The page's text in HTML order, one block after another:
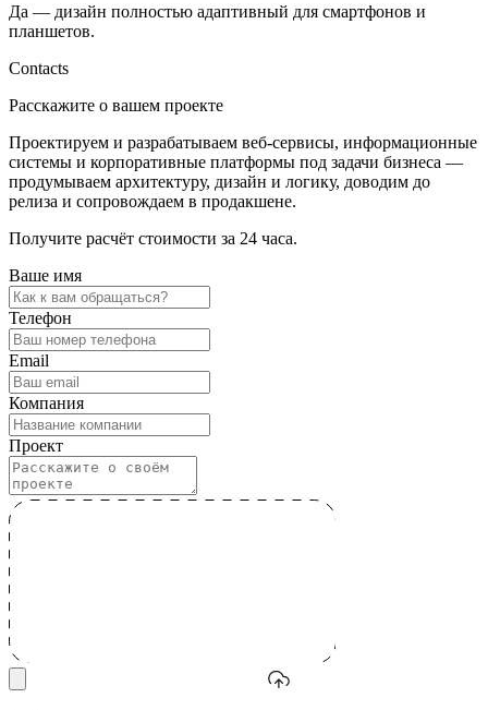
Да — дизайн полностью адаптивный для смартфонов и
планшетов.
Contacts
Расскажите о вашем проекте
Проектируем и разрабатываем веб-сервисы, информационные
системы и корпоративные платформы под задачи бизнеса —
продумываем архитектуру, дизайн и логику, доводим до
релиза и сопровождаем в продакшене.
Получите расчёт стоимости за 24 часа.
Ваше имя
Телефон
Email
Компания
Проект